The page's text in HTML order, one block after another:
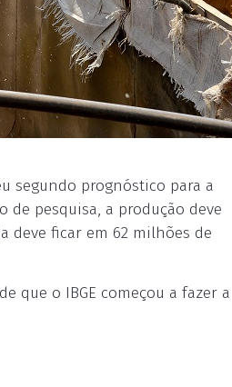
segundo prognóstico para a
de pesquisa, a produção deve
deve ficar em 62 milhões de
que o IBGE começou a fazer a